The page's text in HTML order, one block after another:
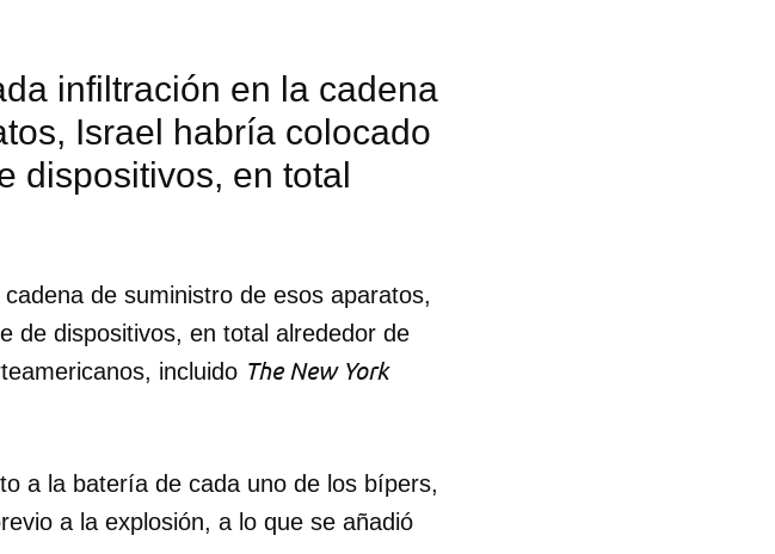
has de iniciar sesión con tu
SESIÓN
infiltración en la cadena
Israel habría colocado
dispositivos, en total
de suministro de esos aparatos,
de dispositivos, en total alrededor de
incluido The New York
a la batería de cada uno de los bípers,
a la explosión, a lo que se añadió